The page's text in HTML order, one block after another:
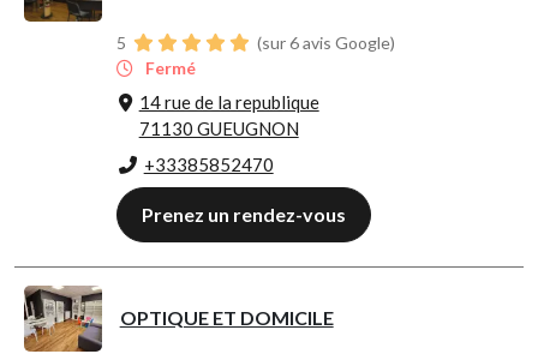
5
(sur 6 avis Google)
Fermé
14 rue de la republique
71130 GUEUGNON
+33385852470
Prenez un rendez-vous
OPTIQUE ET DOMICILE